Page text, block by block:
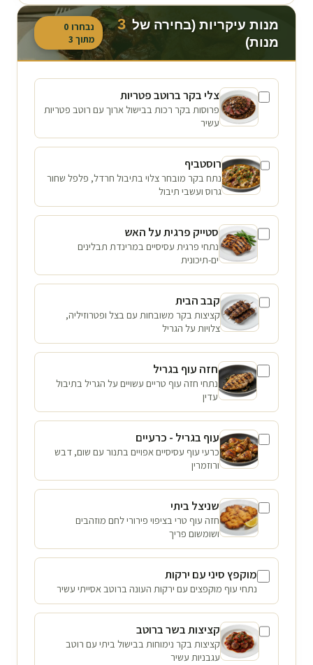
מנות עיקריות (בחירה של 3
מנות)
נבחרו 0
מתוך 3
צלי בקר ברוטב פטריות
פרוסות בקר רכות בבישול ארוך עם רוטב פטריות
עשיר
רוסטביף
נתח בקר מובחר צלוי בתיבול חרדל, פלפל שחור
גרוס ועשבי תיבול
סטייק פרגית על האש
נתחי פרגית עסיסיים במרינדת תבלינים
ים-תיכונית
קבב הבית
קציצות בקר משובחות עם בצל ופטרוזיליה,
צלויות על הגריל
חזה עוף בגריל
נתחי חזה עוף טריים עשויים על הגריל בתיבול
עדין
עוף בגריל - כרעיים
כרעי עוף עסיסיים אפויים בתנור עם שום, דבש
ורוזמרין
שניצל ביתי
חזה עוף טרי בציפוי פירורי לחם מוזהבים
ושומשום פריך
מוקפץ סיני עם ירקות
נתחי עוף מוקפצים עם ירקות העונה ברוטב אסייתי עשיר
קציצות בשר ברוטב
קציצות בקר נימוחות בבישול ביתי עם רוטב
עגבניות עשיר